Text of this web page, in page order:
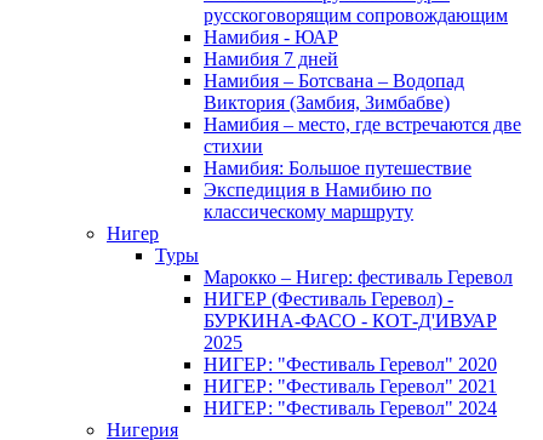
русскоговорящим сопровождающим
Намибия - ЮАР
Намибия 7 дней
Намибия – Ботсвана – Водопад
Виктория (Замбия, Зимбабве)
Намибия – место, где встречаются две
стихии
Намибия: Большое путешествие
Экспедиция в Намибию по
классическому маршруту
Нигер
Туры
Марокко – Нигер: фестиваль Геревол
НИГЕР (Фестиваль Геревол) -
БУРКИНА-ФАСО - КОТ-Д'ИВУАР
2025
НИГЕР: "Фестиваль Геревол" 2020
НИГЕР: "Фестиваль Геревол" 2021
НИГЕР: "Фестиваль Геревол" 2024
Нигерия